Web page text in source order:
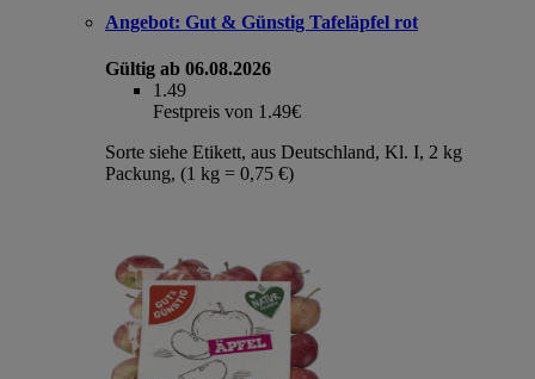
Angebot: Gut & Günstig Tafeläpfel rot
Gültig ab 06.08.2026
1.49
Festpreis von 1.49€
Sorte siehe Etikett, aus Deutschland, Kl. I, 2 kg
Packung, (1 kg = 0,75 €)